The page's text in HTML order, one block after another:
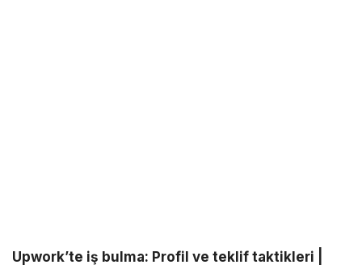
Upwork’te iş bulma: Profil ve teklif taktikleri |